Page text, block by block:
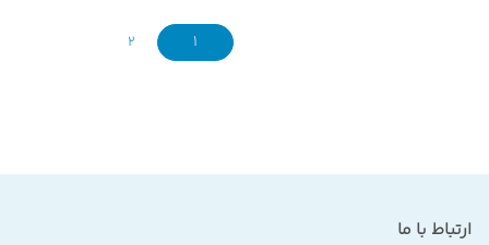
1
2
ارتباط با ما